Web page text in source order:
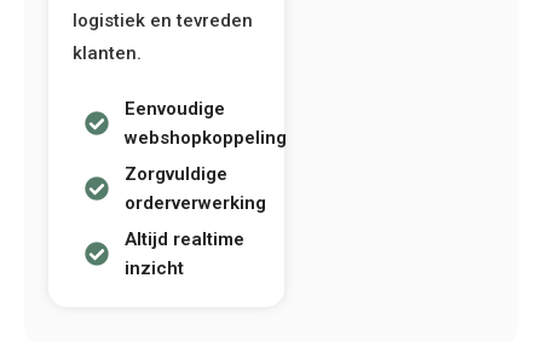
logistiek en tevreden
klanten.
Eenvoudige
webshopkoppeling
Zorgvuldige
orderverwerking
Altijd realtime
inzicht